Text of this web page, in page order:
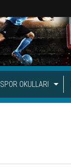
SPOR OKULLARI